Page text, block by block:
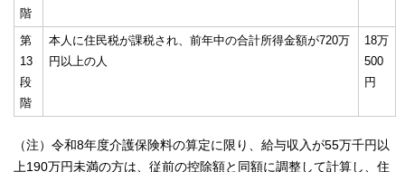
階
第
13
段
階
本人に住民税が課税され、前年中の合計所得金額が720万
円以上の人
18万
500
円
（注）令和8年度介護保険料の算定に限り、給与収入が55万千円以
上190万円未満の方は、従前の控除額と同額に調整して計算し、住